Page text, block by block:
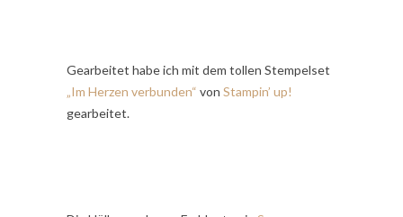
Gearbeitet habe ich mit dem tollen Stempelset
„Im Herzen verbunden“ von Stampin’ up!
gearbeitet.